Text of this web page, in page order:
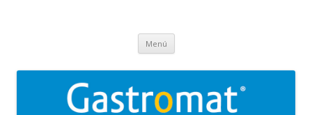
de maquinaria para heladerías, pastelerías, restauración y
Menú Saltar
contenido